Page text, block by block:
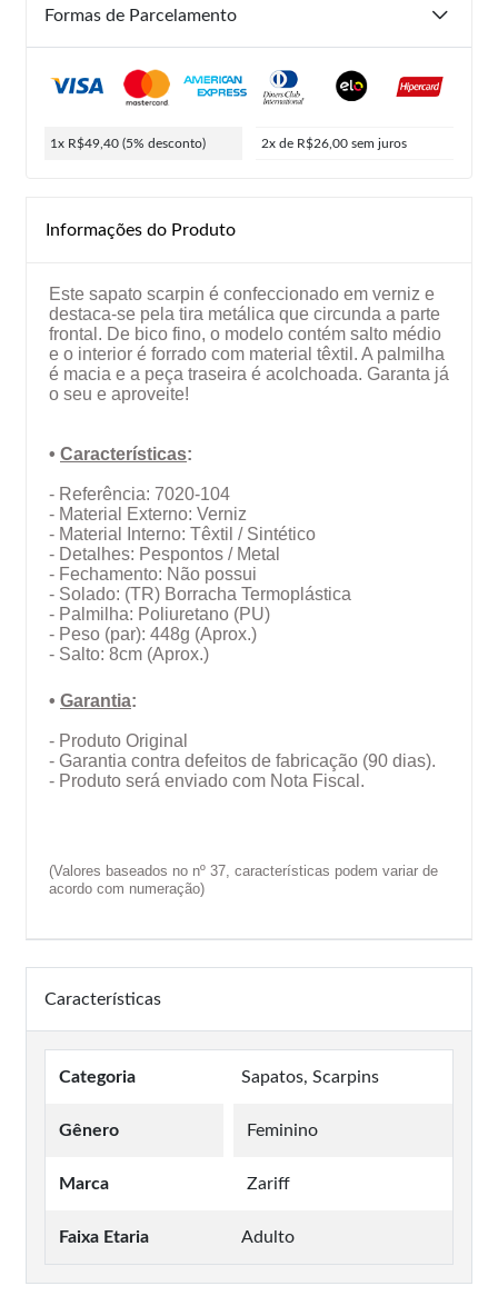
Formas de Parcelamento
1x R$49,40 (5% desconto) 2x de R$26,00 sem juros
Informações do Produto
Este sapato scarpin é confeccionado em verniz e
destaca-se pela tira metálica que circunda a parte
frontal. De bico fino, o modelo contém salto médio
e o interior é forrado com material têxtil. A palmilha
é macia e a peça traseira é acolchoada. Garanta já
o seu e aproveite!
• Características:
- Referência: 7020-104
- Material Externo: Verniz
- Material Interno: Têxtil / Sintético
- Detalhes: Pespontos / Metal
- Fechamento: Não possui
- Solado: (TR) Borracha Termoplástica
- Palmilha: Poliuretano (PU)
- Peso (par): 448g (Aprox.)
- Salto: 8cm (Aprox.)
• Garantia:
- Produto Original
- Garantia contra defeitos de fabricação (90 dias).
- Produto será enviado com Nota Fiscal.
(Valores baseados no nº 37, características podem variar de
acordo com numeração)
Características
Categoria Sapatos, Scarpins
Gênero Feminino
Marca Zariff
Faixa Etaria Adulto